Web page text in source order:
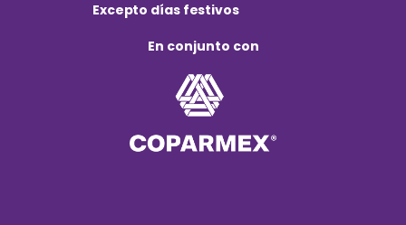
Excepto días festivos
En conjunto con